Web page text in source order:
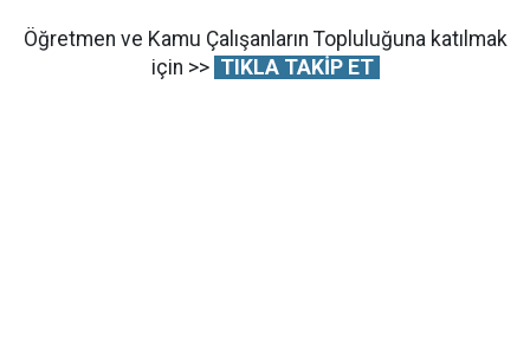
Öğretmen ve Kamu Çalışanların Topluluğuna katılmak
için >> TIKLA TAKİP ET